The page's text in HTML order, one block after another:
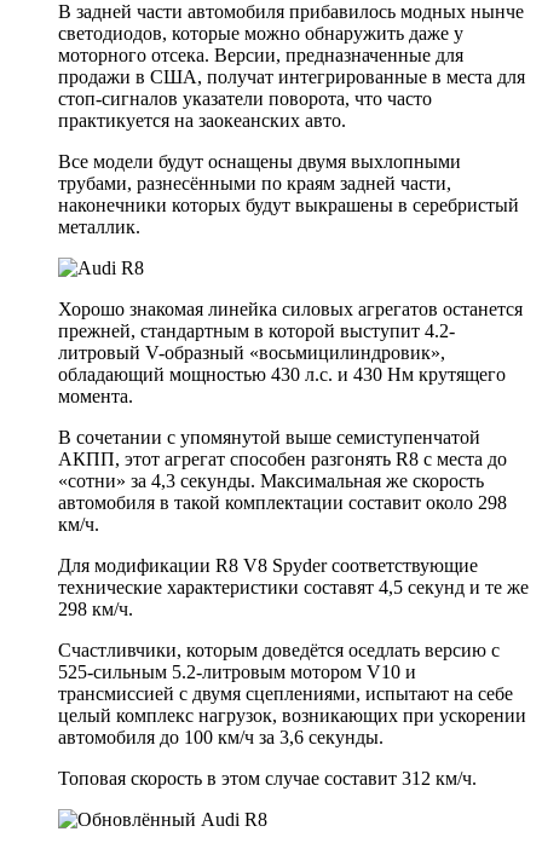
В задней части автомобиля прибавилось модных нынче
светодиодов, которые можно обнаружить даже у
моторного отсека. Версии, предназначенные для
продажи в США, получат интегрированные в места для
стоп-сигналов указатели поворота, что часто
практикуется на заокеанских авто.
Все модели будут оснащены двумя выхлопными
трубами, разнесёнными по краям задней части,
наконечники которых будут выкрашены в серебристый
металлик.
Хорошо знакомая линейка силовых агрегатов останется
прежней, стандартным в которой выступит 4.2-
литровый V-образный «восьмицилиндровик»,
обладающий мощностью 430 л.с. и 430 Нм крутящего
момента.
В сочетании с упомянутой выше семиступенчатой
АКПП, этот агрегат способен разгонять R8 с места до
«сотни» за 4,3 секунды. Максимальная же скорость
автомобиля в такой комплектации составит около 298
км/ч.
Для модификации R8 V8 Spyder соответствующие
технические характеристики составят 4,5 секунд и те же
298 км/ч.
Счастливчики, которым доведётся оседлать версию с
525-сильным 5.2-литровым мотором V10 и
трансмиссией с двумя сцеплениями, испытают на себе
целый комплекс нагрузок, возникающих при ускорении
автомобиля до 100 км/ч за 3,6 секунды.
Топовая скорость в этом случае составит 312 км/ч.